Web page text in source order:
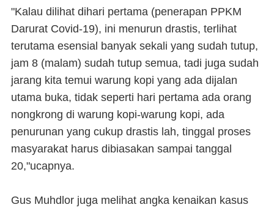
"Kalau dilihat dihari pertama (penerapan PPKM
Darurat Covid-19), ini menurun drastis, terlihat
terutama esensial banyak sekali yang sudah tutup,
jam 8 (malam) sudah tutup semua, tadi juga sudah
jarang kita temui warung kopi yang ada dijalan
utama buka, tidak seperti hari pertama ada orang
nongkrong di warung kopi-warung kopi, ada
penurunan yang cukup drastis lah, tinggal proses
masyarakat harus dibiasakan sampai tanggal
20,"ucapnya.
Gus Muhdlor juga melihat angka kenaikan kasus